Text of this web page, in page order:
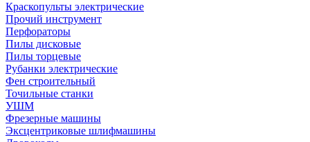
Краскопульты электрические
Прочий инструмент
Перфораторы
Пилы дисковые
Пилы торцевые
Рубанки электрические
Фен строительный
Точильные станки
УШМ
Фрезерные машины
Эксцентриковые шлифмашины